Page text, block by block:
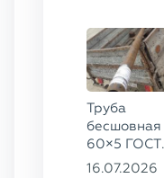
Труба
бесшовная
60×5 ГОСТ
8732-78, ст.
16.07.2026